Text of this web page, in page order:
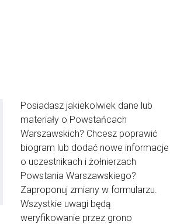
Posiadasz jakiekolwiek dane lub
materiały o Powstańcach
Warszawskich? Chcesz poprawić
biogram lub dodać nowe informacje
o uczestnikach i żołnierzach
Powstania Warszawskiego?
Zaproponuj zmiany w formularzu.
Wszystkie uwagi będą
weryfikowanie przez grono